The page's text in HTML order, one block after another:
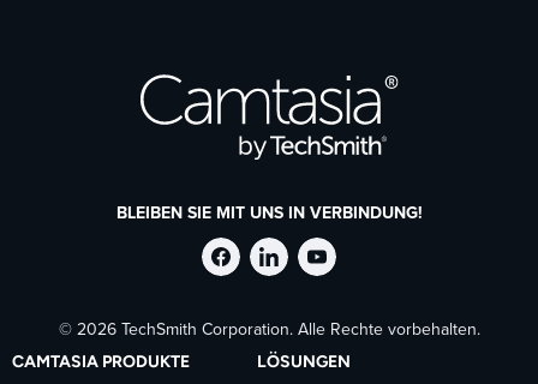
BLEIBEN SIE MIT UNS IN VERBINDUNG!
TechSmith
auf
TechSmith
auf
TechSmith
auf
© 2026 TechSmith Corporation. Alle Rechte vorbehalten.
CAMTASIA PRODUKTE LÖSUNGEN